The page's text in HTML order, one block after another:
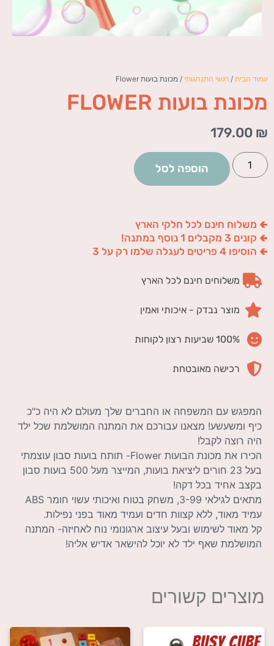
עמוד הבית / רגשי התנהגותי / מכונת בועות Flower
מכונת בועות FLOWER
179.00 ₪
הוספה לסל
🢀 משלוח חינם לכל חלקי הארץ
🢀 קונים 3 מקבלים 1 נוסף במתנה!
🢀 הוסיפו 4 פריטים לעגלה שלמו רק על 3
משלוחים חינם לכל הארץ
מוצר נבדק - איכותי ואמין
100% שביעות רצון לקוחות
רכישה מאובטחת
המפגש עם המשפחה או החברים שלך מעולם לא היה כ"כ
כיף ומשעשע! מצאנו עבורכם את המתנה המושלמת שכל ילד
היה רוצה לקבל!
הכירו את מכונת הבועות Flower- תותח בועות סבון עוצמתי
בעל 23 חורים ליציאת בועות, המייצר מעל 500 בועות סבון
בקצב אחיד בכל דקה!
מתאים לגילאי 3-99, משחק בטוח ואיכותי עשוי חומר ABS
עמיד מאוד, ללא קצוות חדים ועמיד מאוד בפני נפילות.
קל מאוד לשימוש ובעל עיצוב ארגונומי נוח לאחיזה- המתנה
המושלמת שאף ילד לא יוכל להישאר אדיש אליה!
מוצרים קשורים